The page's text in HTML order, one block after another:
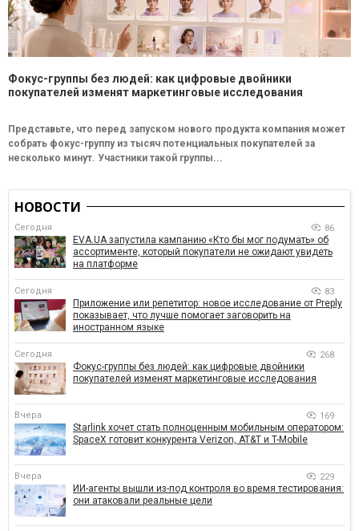
Фокус-группы без людей: как цифровые двойники
покупателей изменят маркетинговые исследования
Представьте, что перед запуском нового продукта компания может
собрать фокус-группу из тысяч потенциальных покупателей за
несколько минут. Участники такой группы...
НОВОСТИ
Сегодня 86
EVA.UA запустила кампанию «Кто бы мог подумать» об
ассортименте, который покупатели не ожидают увидеть
на платформе
Сегодня 83
Приложение или репетитор: новое исследование от Preply
показывает, что лучше помогает заговорить на
иностранном языке
Сегодня 268
Фокус-группы без людей: как цифровые двойники
покупателей изменят маркетинговые исследования
Вчера 169
Starlink хочет стать полноценным мобильным оператором:
SpaceX готовит конкурента Verizon, AT&T и T-Mobile
Вчера 229
ИИ-агенты вышли из-под контроля во время тестирования:
они атаковали реальные цели